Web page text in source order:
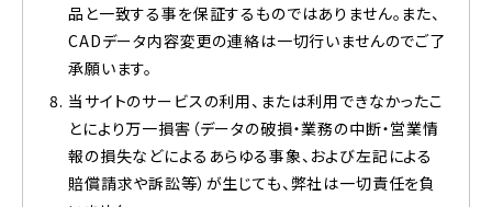
品と一致する事を保証するものではありません。また、
CADデータ内容変更の連絡は一切行いませんのでご了
承願います。
当サイトのサービスの利用、または利用できなかったこ
とにより万一損害（データの破損・業務の中断・営業情
報の損失などによるあらゆる事象、および左記による
賠償請求や訴訟等）が生じても、弊社は一切責任を負